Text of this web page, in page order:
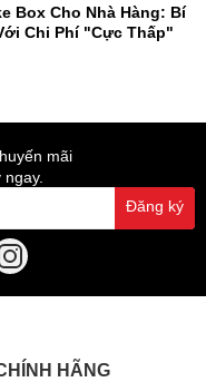
Box Cho Nhà Hàng: Bí
Chi Phí "Cực Thấp"
mãi
Đăng ký
HÃNG